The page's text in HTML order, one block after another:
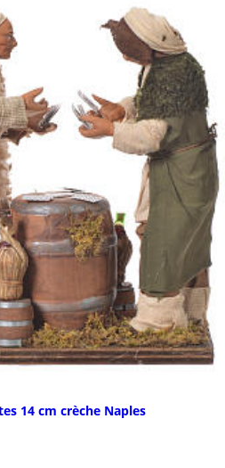
14 cm crèche Naples